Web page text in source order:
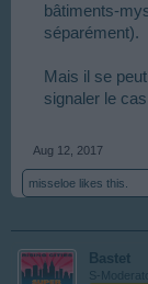
bâtiments-
séparément).
Mais il se
signaler le
Aug 12, 2017
misseloe likes this.
Bastet
S-